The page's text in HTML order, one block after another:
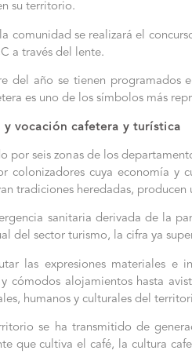
su territorio.
comunidad se realizará el
a través del lente.
del año se tienen
es uno de los símbolos más
y vocación cafetera y turística
por seis zonas de los
colonizadores cuya economía y
tradiciones heredadas,
sanitaria derivada de la
del sector turismo, la cifra ya
las expresiones materiales e
cómodos alojamientos hasta
humanos y culturales del
se ha transmitido de
que cultiva el café, la cultura